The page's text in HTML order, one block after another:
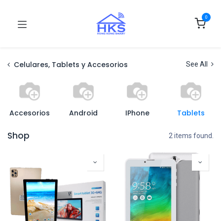
0
Celulares, Tablets y Accesorios See All
Accesorios Android IPhone Tablets
Shop 2 items found.